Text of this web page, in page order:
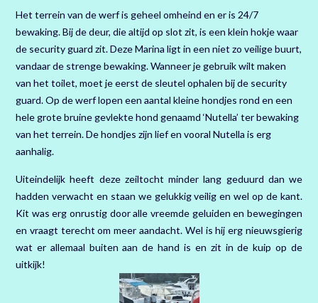
Het terrein van de werf is geheel omheind en er is 24/7
bewaking. Bij de deur, die altijd op slot zit, is een klein hokje waar
de security guard zit. Deze Marina ligt in een niet zo veilige buurt,
vandaar de strenge bewaking. Wanneer je gebruik wilt maken
van het toilet, moet je eerst de sleutel ophalen bij de security
guard. Op de werf lopen een aantal kleine hondjes rond en een
hele grote bruine gevlekte hond genaamd ‘Nutella’ ter bewaking
van het terrein. De hondjes zijn lief en vooral Nutella is erg
aanhalig.
Uiteindelijk heeft deze zeiltocht minder lang geduurd dan we
hadden verwacht en staan we gelukkig veilig en wel op de kant.
Kit was erg onrustig door alle vreemde geluiden en bewegingen
en vraagt terecht om meer aandacht. Wel is hij erg nieuwsgierig
wat er allemaal buiten aan de hand is en zit in de kuip op de
uitkijk!